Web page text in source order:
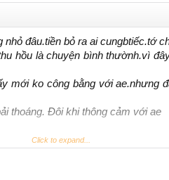
đâu.tiền bỏ ra ai
hồu là chuyện bình thườnh.vì
mới ko công bằng với ae.nhưng
thoáng. Đôi khi thông cảm với ae
loang pic của GT.
Click to expand...